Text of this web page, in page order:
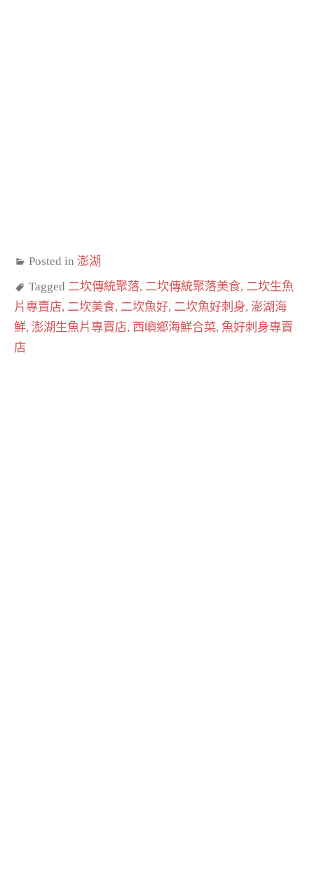
Posted in 澎湖
Tagged 二坎傳統聚落, 二坎傳統聚落美食, 二坎生魚
片專賣店, 二坎美食, 二坎魚好, 二坎魚好刺身, 澎湖海
鮮, 澎湖生魚片專賣店, 西嶼鄉海鮮合菜, 魚好刺身專賣
店